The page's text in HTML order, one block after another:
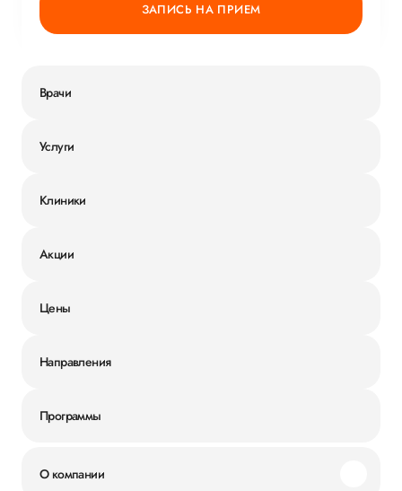
ЗАПИСЬ НА ПРИЕМ
Врачи
Услуги
Клиники
Акции
Цены
Направления
Программы
О компании